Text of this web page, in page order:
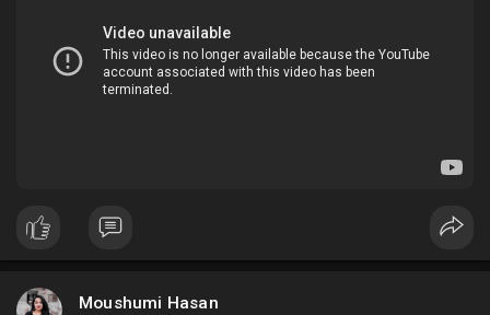
Moushumi Hasan